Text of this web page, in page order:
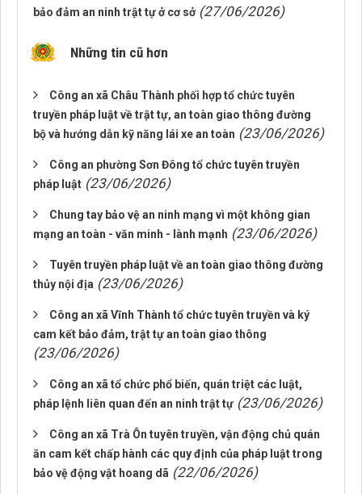
bảo đảm an ninh trật tự ở cơ sở (27/06/2026)
Những tin cũ hơn
Công an xã Châu Thành phối hợp tổ chức tuyên
truyền pháp luật về trật tự, an toàn giao thông đường
bộ và hướng dẫn kỹ năng lái xe an toàn (23/06/2026)
Công an phường Sơn Đông tổ chức tuyên truyền
pháp luật (23/06/2026)
Chung tay bảo vệ an ninh mạng vì một không gian
mạng an toàn - văn minh - lành mạnh (23/06/2026)
Tuyên truyền pháp luật về an toàn giao thông đường
thủy nội địa (23/06/2026)
Công an xã Vĩnh Thành tổ chức tuyên truyền và ký
cam kết bảo đảm, trật tự an toàn giao thông
(23/06/2026)
Công an xã tổ chức phổ biến, quán triệt các luật,
pháp lệnh liên quan đến an ninh trật tự (23/06/2026)
Công an xã Trà Ôn tuyên truyền, vận động chủ quán
ăn cam kết chấp hành các quy định của pháp luật trong
bảo vệ động vật hoang dã (22/06/2026)